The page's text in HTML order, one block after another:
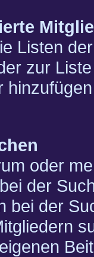
Listen
zur
oder
der
bei der